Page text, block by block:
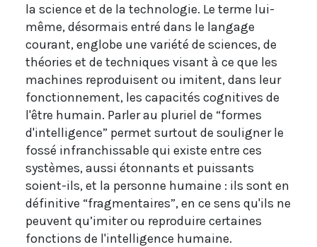
la science et de la technologie. Le terme lui-
même, désormais entré dans le langage
courant, englobe une variété de sciences, de
théories et de techniques visant à ce que les
machines reproduisent ou imitent, dans leur
fonctionnement, les capacités cognitives de
l'être humain. Parler au pluriel de “formes
d'intelligence” permet surtout de souligner le
fossé infranchissable qui existe entre ces
systèmes, aussi étonnants et puissants
soient-ils, et la personne humaine : ils sont en
définitive “fragmentaires”, en ce sens qu'ils ne
peuvent qu’imiter ou reproduire certaines
fonctions de l'intelligence humaine.